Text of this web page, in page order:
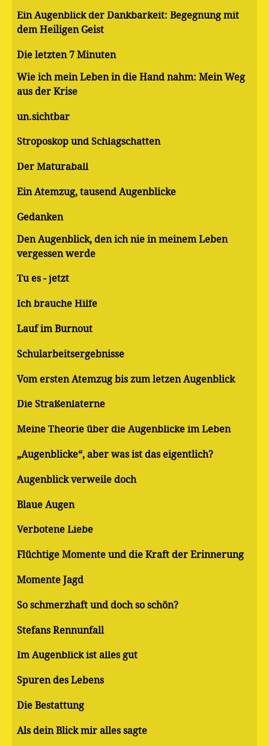
Ein Augenblick der Dankbarkeit: Begegnung mit
dem Heiligen Geist
Die letzten 7 Minuten
Wie ich mein Leben in die Hand nahm: Mein Weg
aus der Krise
un.sichtbar
Stroposkop und Schlagschatten
Der Maturaball
Ein Atemzug, tausend Augenblicke
Gedanken
Den Augenblick, den ich nie in meinem Leben
vergessen werde
Tu es - jetzt
Ich brauche Hilfe
Lauf im Burnout
Schularbeitsergebnisse
Vom ersten Atemzug bis zum letzen Augenblick
Die Straßenlaterne
Meine Theorie über die Augenblicke im Leben
„Augenblicke“, aber was ist das eigentlich?
Augenblick verweile doch
Blaue Augen
Verbotene Liebe
Flüchtige Momente und die Kraft der Erinnerung
Momente Jagd
So schmerzhaft und doch so schön?
Stefans Rennunfall
Im Augenblick ist alles gut
Spuren des Lebens
Die Bestattung
Als dein Blick mir alles sagte